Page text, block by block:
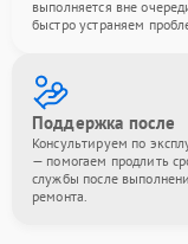
выполняется вне
быстро устраняем
Поддержка после
Консультируем по
— помогаем продлить
службы после
ремонта.